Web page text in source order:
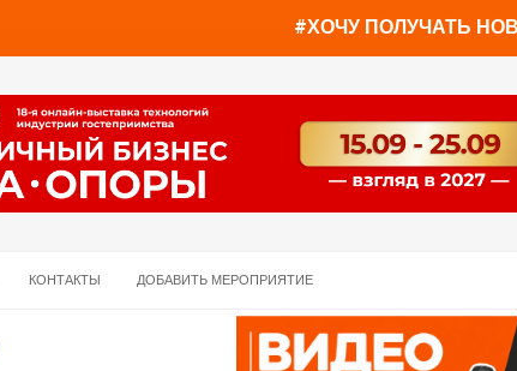
#ХОЧУ ПОЛУЧАТЬ
КОНТАКТЫ ДОБАВИТЬ МЕРОПРИЯТИЕ